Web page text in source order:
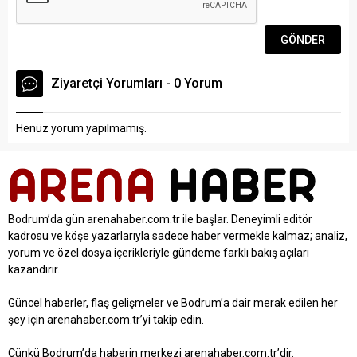
Ziyaretçi Yorumları - 0 Yorum
Henüz yorum yapılmamış.
Bodrum’da gün arenahaber.com.tr ile başlar. Deneyimli editör
kadrosu ve köşe yazarlarıyla sadece haber vermekle kalmaz; analiz,
yorum ve özel dosya içerikleriyle gündeme farklı bakış açıları
kazandırır.
Güncel haberler, flaş gelişmeler ve Bodrum’a dair merak edilen her
şey için arenahaber.com.tr’yi takip edin.
Çünkü Bodrum’da haberin merkezi arenahaber.com.tr’dir.